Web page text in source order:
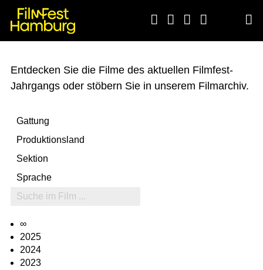
    
Entdecken Sie die Filme des aktuellen Filmfest-
Jahrgangs oder stöbern Sie in unserem Filmarchiv.
∞
2025
2024
2023